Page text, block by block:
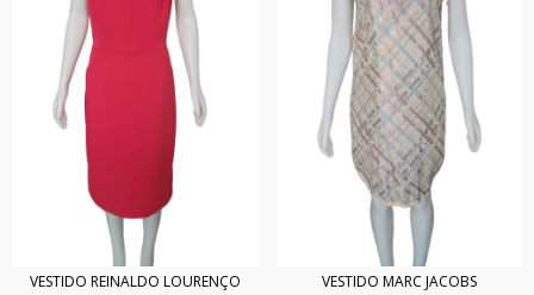
VESTIDO REINALDO LOURENÇO VESTIDO MARC JACOBS